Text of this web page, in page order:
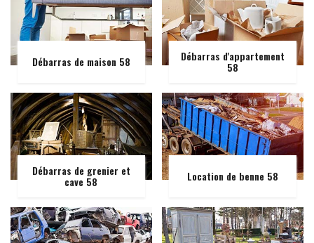
Débarras de maison 58 Débarras d'appartement
58
Débarras de grenier et
cave 58 Location de benne 58